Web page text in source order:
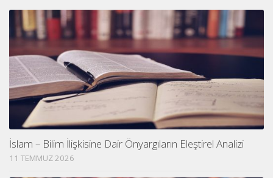
İslam – Bilim İlişkisine Dair Önyargıların Eleştirel Analizi
11 TEMMUZ 2026